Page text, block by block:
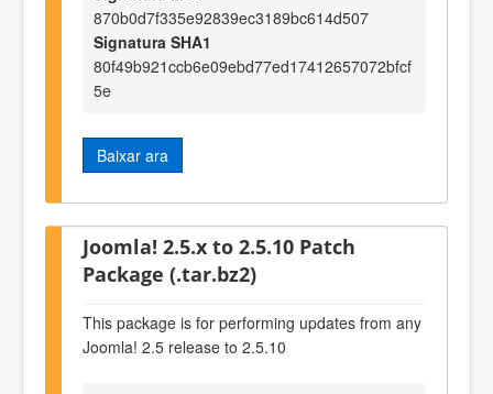
870b0d7f335e92839ec3189bc614d507
Signatura SHA1
80f49b921ccb6e09ebd77ed17412657072bfcf
5e
Baixar ara
Joomla! 2.5.x to 2.5.10 Patch
Package (.tar.bz2)
This package is for performing updates from any
Joomla! 2.5 release to 2.5.10